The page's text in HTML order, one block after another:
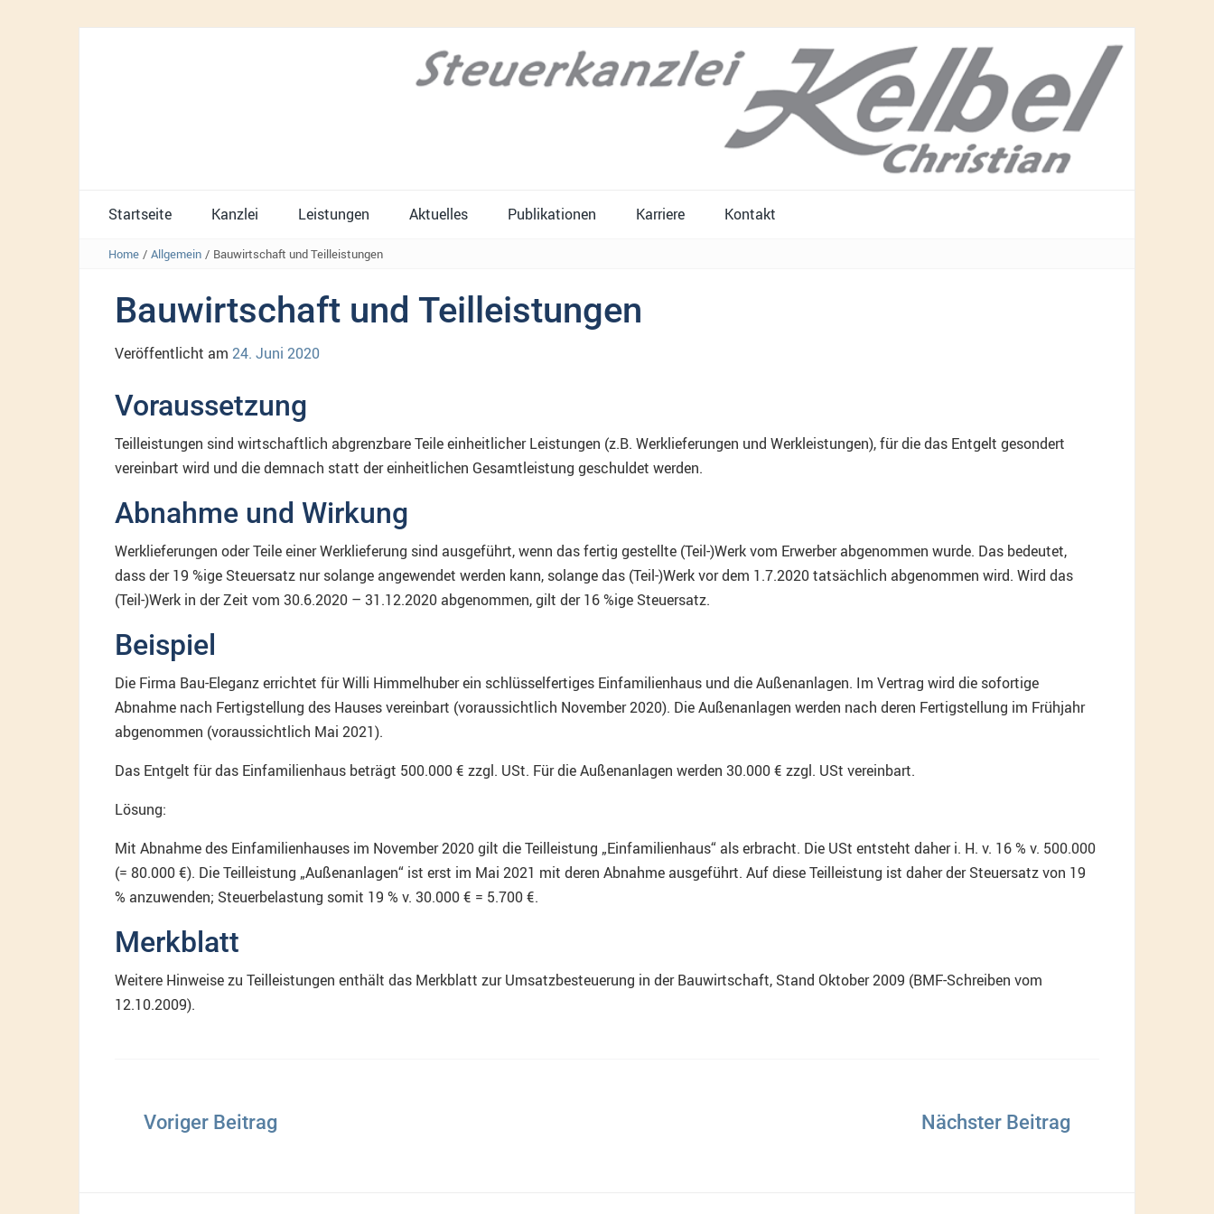
Startseite Kanzlei Leistungen Aktuelles Publikationen Karriere Kontakt
Home / Allgemein / Bauwirtschaft und Teilleistungen
Bauwirtschaft und Teilleistungen
Veröffentlicht am 24. Juni 2020
Voraussetzung
Teilleistungen sind wirtschaftlich abgrenzbare Teile einheitlicher Leistungen (z.B. Werklieferungen und Werkleistungen), für die das Entgelt gesondert
vereinbart wird und die demnach statt der einheitlichen Gesamtleistung geschuldet werden.
Abnahme und Wirkung
Werklieferungen oder Teile einer Werklieferung sind ausgeführt, wenn das fertig gestellte (Teil-)Werk vom Erwerber abgenommen wurde. Das bedeutet,
dass der 19 %ige Steuersatz nur solange angewendet werden kann, solange das (Teil-)Werk vor dem 1.7.2020 tatsächlich abgenommen wird. Wird das
(Teil-)Werk in der Zeit vom 30.6.2020 – 31.12.2020 abgenommen, gilt der 16 %ige Steuersatz.
Beispiel
Die Firma Bau-Eleganz errichtet für Willi Himmelhuber ein schlüsselfertiges Einfamilienhaus und die Außenanlagen. Im Vertrag wird die sofortige
Abnahme nach Fertigstellung des Hauses vereinbart (voraussichtlich November 2020). Die Außenanlagen werden nach deren Fertigstellung im Frühjahr
abgenommen (voraussichtlich Mai 2021).
Das Entgelt für das Einfamilienhaus beträgt 500.000 € zzgl. USt. Für die Außenanlagen werden 30.000 € zzgl. USt vereinbart.
Lösung:
Mit Abnahme des Einfamilienhauses im November 2020 gilt die Teilleistung „Einfamilienhaus“ als erbracht. Die USt entsteht daher i. H. v. 16 % v. 500.000
(= 80.000 €). Die Teilleistung „Außenanlagen“ ist erst im Mai 2021 mit deren Abnahme ausgeführt. Auf diese Teilleistung ist daher der Steuersatz von 19
% anzuwenden; Steuerbelastung somit 19 % v. 30.000 € = 5.700 €.
Merkblatt
Weitere Hinweise zu Teilleistungen enthält das Merkblatt zur Umsatzbesteuerung in der Bauwirtschaft, Stand Oktober 2009 (BMF-Schreiben vom
12.10.2009).